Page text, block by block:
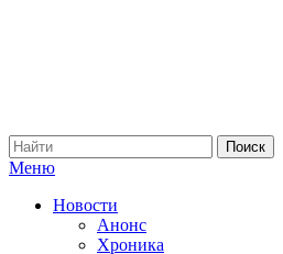
Меню
Новости
Анонс
Хроника